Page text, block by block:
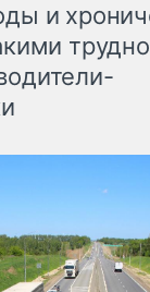
и